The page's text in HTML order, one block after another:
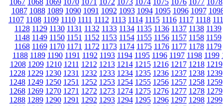
1067 1068 1069 1070 1071 1072 1073 1074 1075 1076 1077 1078
1087 1088 1089 1090 1091 1092 1093 1094 1095 1096 1097
1107 1108 1109 1110 1111 1112 1113 1114 1115 1116 1117 1118
1128 1129 1130 1131 1132 1133 1134 1135 1136 1137 1138 1139
1148 1149 1150 1151 1152 1153 1154 1155 1156 1157 1158 1159
1168 1169 1170 1171 1172 1173 1174 1175 1176 1177 1178 1179
1188 1189 1190 1191 1192 1193 1194 1195 1196 1197 1198 1199
1208 1209 1210 1211 1212 1213 1214 1215 1216 1217 1218 1219
1228 1229 1230 1231 1232 1233 1234 1235 1236 1237 1238 1239
1248 1249 1250 1251 1252 1253 1254 1255 1256 1257 1258 1259
1268 1269 1270 1271 1272 1273 1274 1275 1276 1277 1278 1279
1288 1289 1290 1291 1292 1293 1294 1295 1296 1297 1298 1299